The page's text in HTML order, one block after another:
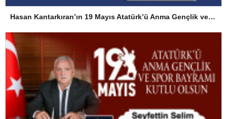
Hasan Kantarkıran’ın 19 Mayıs Atatürk’ü Anma Gençlik ve Spor Bayramı Mesajı